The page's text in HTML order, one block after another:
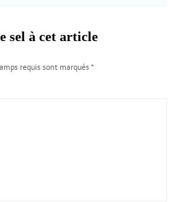
sel à cet article
requis sont marqués *